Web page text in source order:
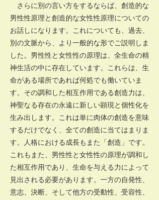
さらに別の言い方をするならば、創造的な
男性性原理と創造的な女性性原理についての
お話しになります。これについても、過去、
別の文脈から、より一般的な形でご説明しま
した。男性性と女性性の原理は、全生命の精
神生活の中に存在しています。これらは、生
命がある場所であれば何処でも働いていま
す。その調和した相互作用である創造力は、
神聖なる存在の永遠に新しい顕現と個性化を
生み出します。これは単に肉体の創造を意味
するだけでなく、全ての創造に当てはまりま
す。人格における成長もまた「創造」です。
これもまた、男性性と女性性の原理が調和し
た相互作用であり、生命を与える力によって
見出される必要があります。一方の自発性、
意志、決断、そして他方の受動性、受容性、